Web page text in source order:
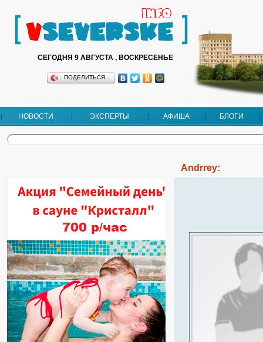
СЕГОДНЯ 9 АВГУСТА , ВОСКРЕСЕНЬЕ
ПОДЕЛИТЬСЯ…
НОВОСТИ ЭКСПЕРТЫ АФИША БЛОГИ
Andrrey: